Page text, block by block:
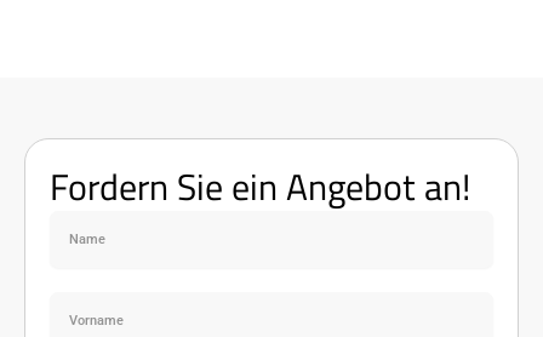
Fordern Sie ein Angebot an!